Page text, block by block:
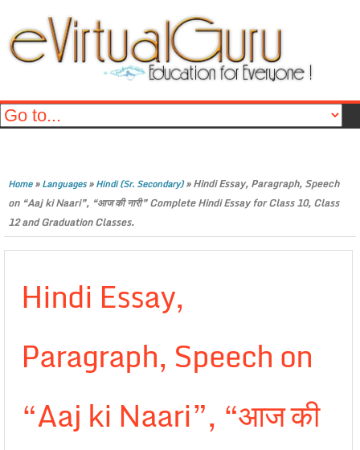
Home»Languages»Hindi (Sr. Secondary)»Hindi Essay, Paragraph, Speech
on “Aaj ki Naari”, “आज की नारी” Complete Hindi Essay for Class 10, Class
12 and Graduation Classes.
Hindi Essay,
Paragraph, Speech on
“Aaj ki Naari”, “आज की